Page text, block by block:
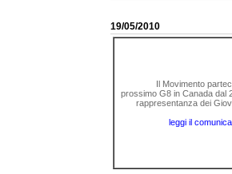
19/05/2010
Il Movimento
prossimo G8 in Canada dal
rappresentanza dei
leggi il